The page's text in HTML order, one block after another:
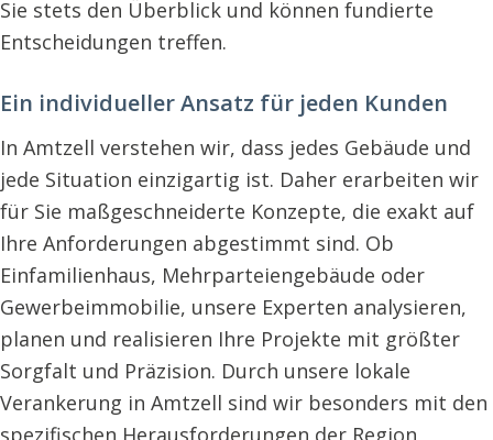
Sie stets den Überblick und können fundierte
Entscheidungen treffen.
Ein individueller Ansatz für jeden Kunden
In Amtzell verstehen wir, dass jedes Gebäude und
jede Situation einzigartig ist. Daher erarbeiten wir
für Sie maßgeschneiderte Konzepte, die exakt auf
Ihre Anforderungen abgestimmt sind. Ob
Einfamilienhaus, Mehrparteiengebäude oder
Gewerbeimmobilie, unsere Experten analysieren,
planen und realisieren Ihre Projekte mit größter
Sorgfalt und Präzision. Durch unsere lokale
Verankerung in Amtzell sind wir besonders mit den
spezifischen Herausforderungen der Region